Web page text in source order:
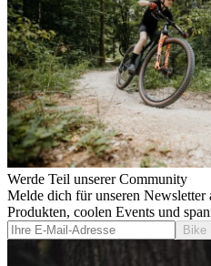
Werde Teil unserer Community
Melde dich für unseren Newsletter
Produkten, coolen Events und
Bike